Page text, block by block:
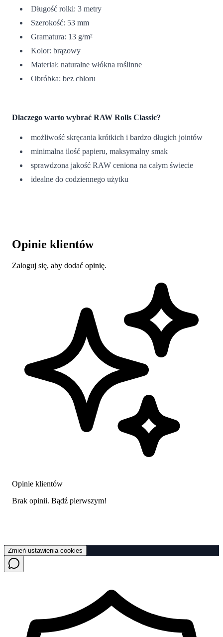
Długość rolki: 3 metry
Szerokość: 53 mm
Gramatura: 13 g/m²
Kolor: brązowy
Materiał: naturalne włókna roślinne
Obróbka: bez chloru
Dlaczego warto wybrać RAW Rolls Classic?
możliwość skręcania krótkich i bardzo długich jointów
minimalna ilość papieru, maksymalny smak
sprawdzona jakość RAW ceniona na całym świecie
idealne do codziennego użytku
Opinie klientów
Zaloguj się, aby dodać opinię.
Opinie klientów
Brak opinii. Bądź pierwszym!
Zmień ustawienia cookies